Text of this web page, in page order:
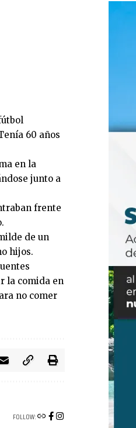
60 años
en la
junto a
frente
de un
hijos.
la comida en
no comer
FOLLOW: